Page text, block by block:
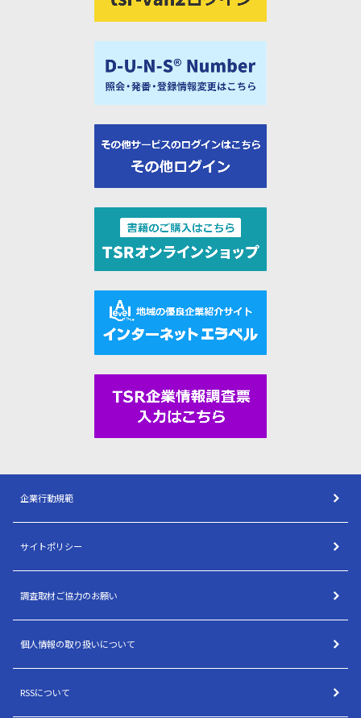
企業行動規範
サイトポリシー
調査取材ご協力のお願い
個人情報の取り扱いについて
RSSについて